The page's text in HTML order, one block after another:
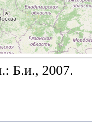
Б.и., 2007.